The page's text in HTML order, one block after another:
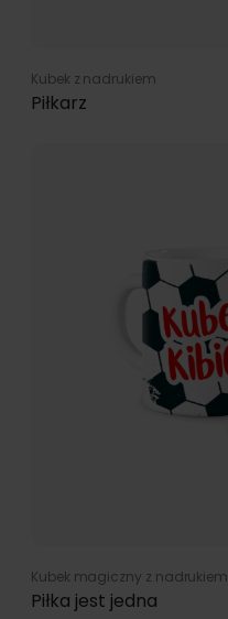
Kubek z nadrukiem
Piłkarz
Kubek magiczny z nadrukiem
Piłka jest jedna